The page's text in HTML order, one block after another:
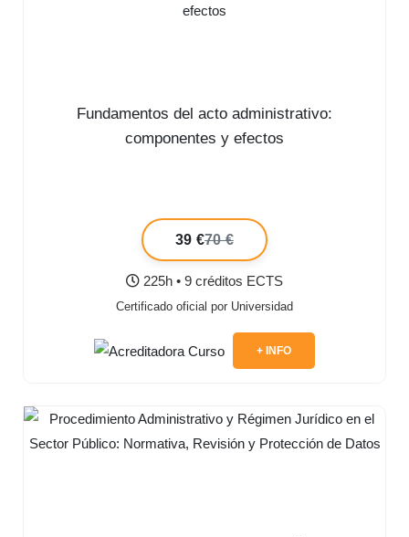
Fundamentos del acto administrativo:
componentes y efectos
39 €70 €
225h • 9 créditos ECTS
Certificado oficial por Universidad
+ INFO